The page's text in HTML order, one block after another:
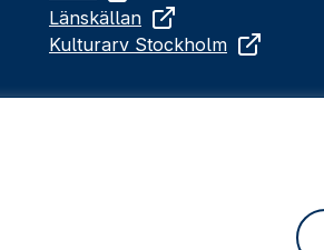
Länskällan
Kulturarv Stockholm